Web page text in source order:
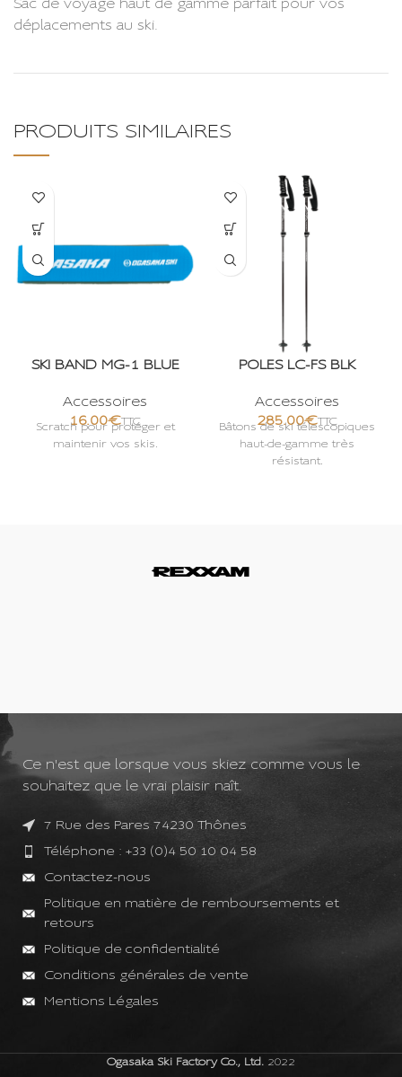
Sac de voyage haut de gamme parfait pour vos
déplacements au ski.
PRODUITS SIMILAIRES
SKI BAND MG-1 BLUE
Accessoires
€
Scratch pour protéger et
maintenir vos skis.
POLES LC-FS BLK
Accessoires
€
Bâtons de ski télescopiques
haut-de-gamme très
résistant.
Ce n'est que lorsque vous skiez comme vous le
souhaitez que le vrai plaisir naît.
7 Rue des Pares 74230 Thônes
Téléphone : +33 (0)4 50 10 04 58
Contactez-nous
Politique en matière de remboursements et
retours
Politique de confidentialité
Conditions générales de vente
Mentions Légales
Ogasaka Ski Factory Co., Ltd. 2022